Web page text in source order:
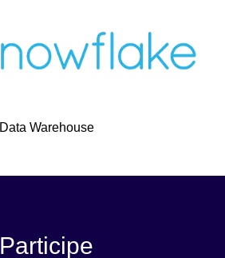
Data Warehouse
Participe